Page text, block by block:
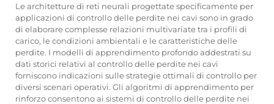
Le architetture di reti neurali progettate specificamente per
applicazioni di controllo delle perdite nei cavi sono in grado
di elaborare complesse relazioni multivariate tra i profili di
carico, le condizioni ambientali e le caratteristiche delle
perdite. I modelli di apprendimento profondo addestrati su
dati storici relativi al controllo delle perdite nei cavi
forniscono indicazioni sulle strategie ottimali di controllo per
diversi scenari operativi. Gli algoritmi di apprendimento per
rinforzo consentono ai sistemi di controllo delle perdite nei